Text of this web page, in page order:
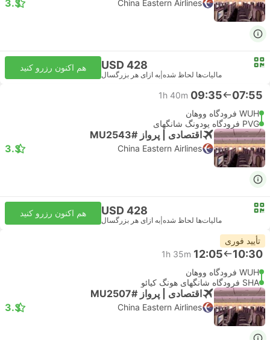
China Eastern Airlines
3.3
USD 428
مالیات‌ها لحاظ شده به ازای هر بزرگسال
هم اکنون رزرو کنید
07:55
09:35
1h 40m
WUH فرودگاه ووهان
PVG فرودگاه پودونگ شانگهای
اقتصادی | پرواز #MU2543
China Eastern Airlines
3.3
USD 428
مالیات‌ها لحاظ شده به ازای هر بزرگسال
هم اکنون رزرو کنید
تأیید فوری
10:30
12:05
1h 35m
WUH فرودگاه ووهان
SHA فرودگاه شانگهای هونگ کیائو
اقتصادی | پرواز #MU2507
China Eastern Airlines
3.3